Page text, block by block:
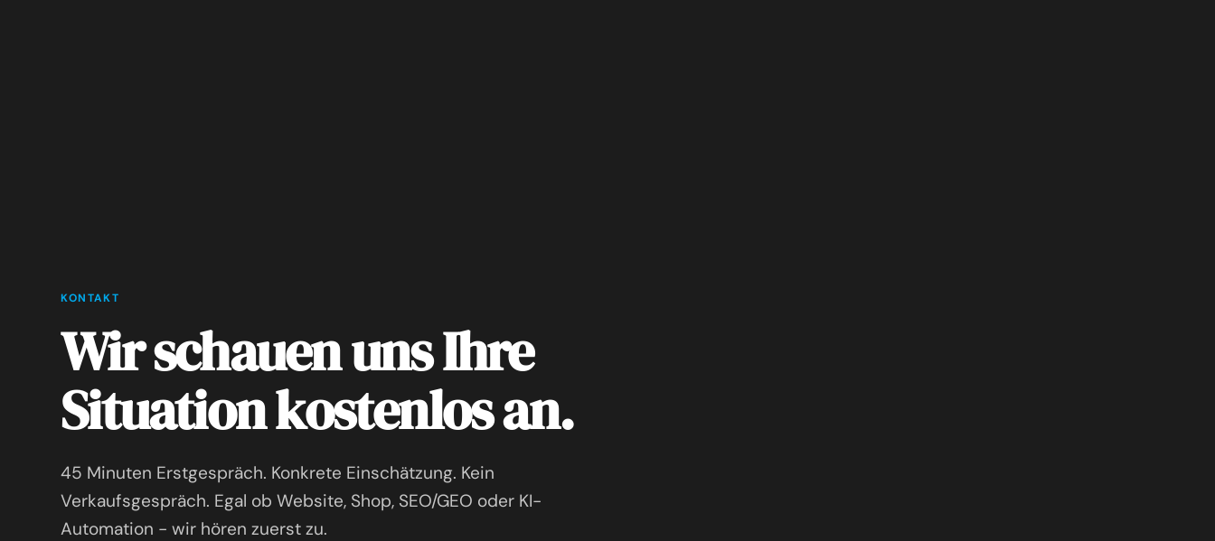
KONTAKT
Wir schauen uns Ihre
Situation kostenlos an.
45 Minuten Erstgespräch. Konkrete Einschätzung. Kein
Verkaufsgespräch. Egal ob Website, Shop, SEO/GEO oder KI-
Automation - wir hören zuerst zu.